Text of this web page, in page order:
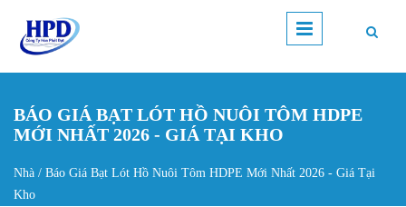
BÁO GIÁ BẠT LÓT HỒ NUÔI TÔM HDPE
MỚI NHẤT 2026 - GIÁ TẠI KHO
Bạn đang ở đây
Nhà / Báo Giá Bạt Lót Hồ Nuôi Tôm HDPE Mới Nhất 2026 - Giá Tại
Kho